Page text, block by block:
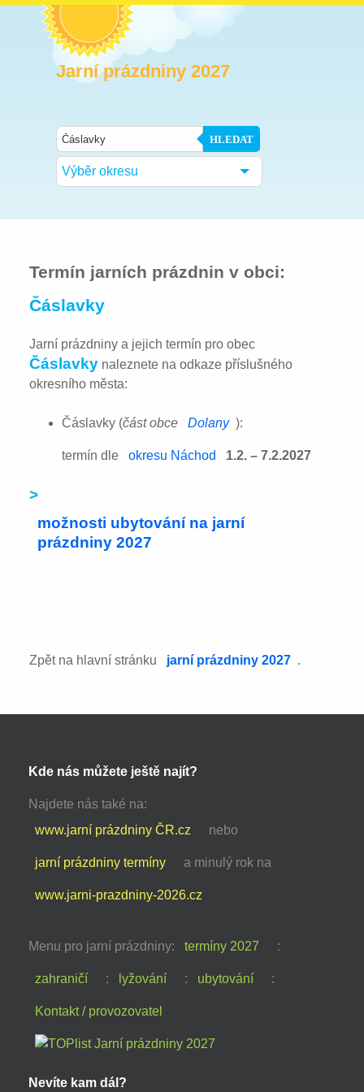
Jarní prázdniny 2027
HLEDAT
Výběr okresu
Termín jarních prázdnin v obci:
Čáslavky
Jarní prázdniny a jejich termín pro obec
Čáslavky naleznete na odkaze příslušného
okresního města:
Čáslavky (část obce Dolany ):
termín dle okresu Náchod 1.2. – 7.2.2027
>
možnosti ubytování na jarní
prázdniny 2027
Zpět na hlavní stránku jarní prázdniny 2027 .
Kde nás můžete ještě najít?
Najdete nás také na:
www.jarní prázdniny ČR.cz
nebo
jarní prázdniny termíny a minulý rok na
www.jarni-prazdniny-2026.cz
Menu pro jarní prázdniny: termíny 2027 :
zahraničí : lyžování : ubytování :
Kontakt / provozovatel
Nevíte kam dál?